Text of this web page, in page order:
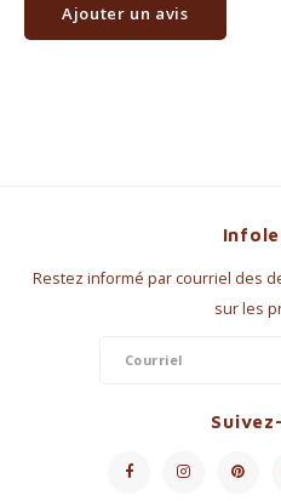
Ajouter un avis
Restez informé par courriel des
sur les